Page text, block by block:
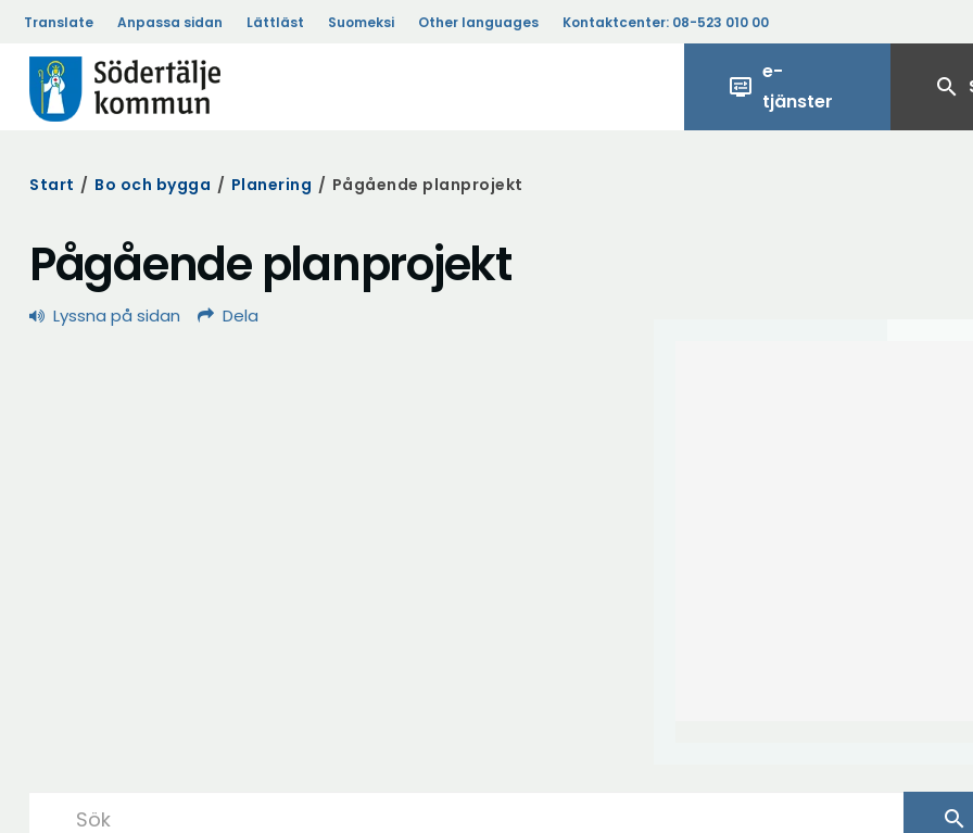
Translate Anpassa sidan Lättläst Suomeksi Other languages Kontaktcenter: 08-523 010 00
display_settings
e-
tjänster
search
Start / Bo och bygga / Planering / Pågående planprojekt
Pågående planprojekt
Lyssna på sidan Dela
search